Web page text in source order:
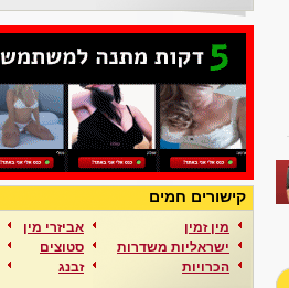
קישורים חמים
מין זמין
ישראליות משדרות
הכרויות
אביזרי מין
סטוצים
זבנג